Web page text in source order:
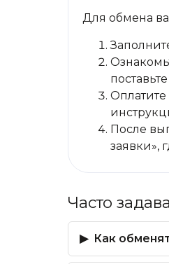
Для обмена
После
заявки»,
Часто
Как